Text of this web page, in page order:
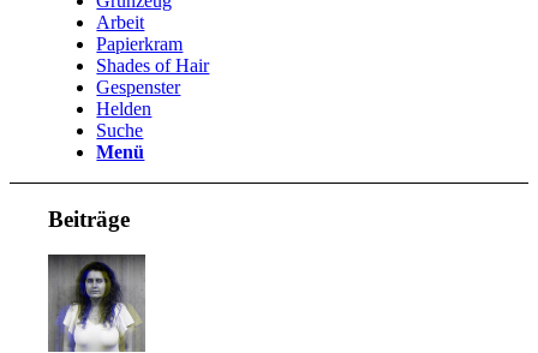
Arbeit
Papierkram
Shades of Hair
Gespenster
Helden
Suche
Menü
Beiträge